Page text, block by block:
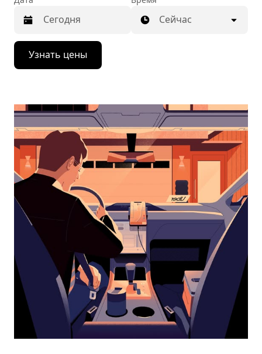
Нажмите
стрелку
вниз,
календарю
выбрать
дату.
Чтобы
закрыть
календарь,
нажмите
Esc.
Сейчас
Узнать цены